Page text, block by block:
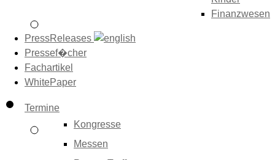
Finanzwesen
PressReleases
Pressef�cher
Fachartikel
WhitePaper
Termine
Kongresse
Messen